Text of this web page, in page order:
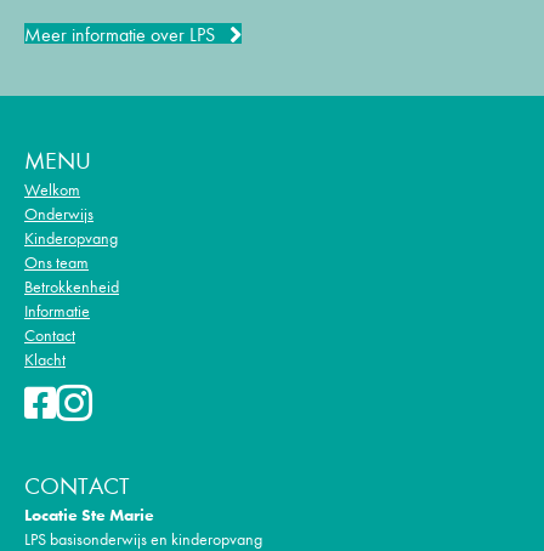
Meer informatie over LPS
MENU
Welkom
Onderwijs
Kinderopvang
Ons team
Betrokkenheid
Informatie
Contact
Klacht
CONTACT
Locatie Ste Marie
LPS basisonderwijs en kinderopvang